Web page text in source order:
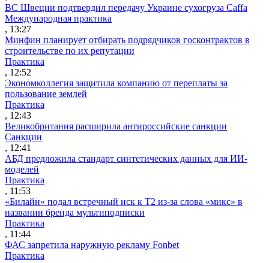
ВС Швеции подтвердил передачу Украине сухогруза Caffa
Международная практика
, 13:27
Минфин планирует отбирать подрядчиков госконтрактов в
строительстве по их репутации
Практика
, 12:52
Экономколлегия защитила компанию от переплаты за
пользование землей
Практика
, 12:43
Великобритания расширила антироссийские санкции
Санкции
, 12:41
АБД предложила стандарт синтетических данных для ИИ-
моделей
Практика
, 11:53
«Билайн» подал встречный иск к Т2 из-за слова «микс» в
названии бренда мультиподписки
Практика
, 11:44
ФАС запретила наружную рекламу Fonbet
Практика